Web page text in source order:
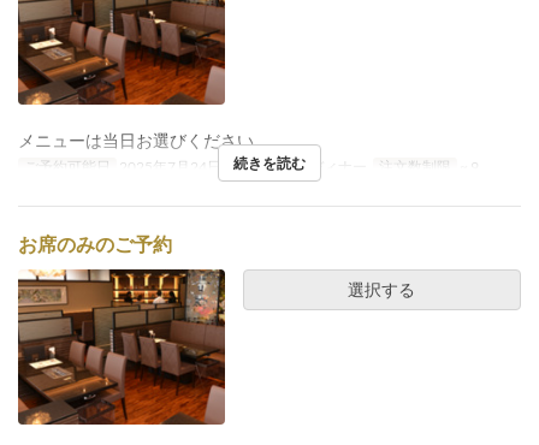
メニューは当日お選びください。
ご予約可能日 2025年7月24日 ~ 食事時間 注文数制限 ~ 9
続きを読む
お席のみのご予約
選択する